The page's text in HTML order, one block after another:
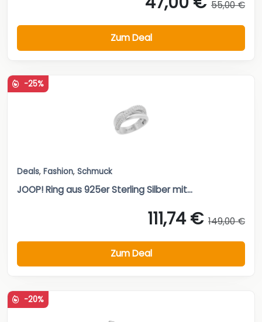
55,00 €
Zum Deal
-25%
Deals, Fashion, Schmuck
JOOP! Ring aus 925er Sterling Silber mit...
111,74 € 149,00 €
Zum Deal
-20%